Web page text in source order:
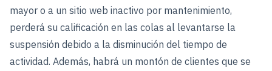
mayor o a un sitio web inactivo por mantenimiento,
perderá su calificación en las colas al levantarse la
suspensión debido a la disminución del tiempo de
actividad. Además, habrá un montón de clientes que se